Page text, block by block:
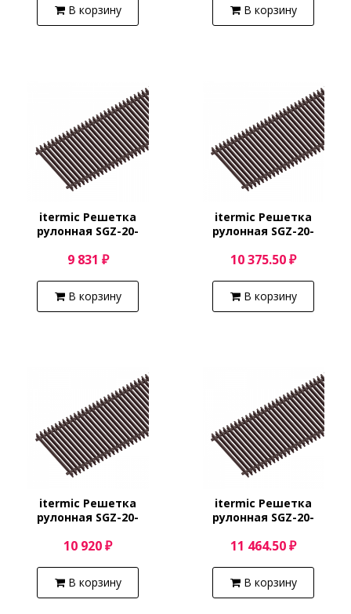
В корзину В корзину
itermic Решетка
рулонная SGZ-20-
9 831 ₽
В корзину
itermic Решетка
рулонная SGZ-20-
10 375.50 ₽
В корзину
itermic Решетка
рулонная SGZ-20-
10 920 ₽
В корзину
itermic Решетка
рулонная SGZ-20-
11 464.50 ₽
В корзину